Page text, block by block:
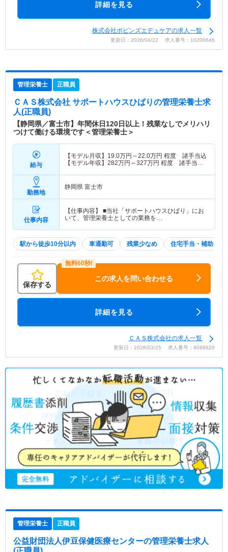
詳細を見る
株式会社ポピンズエデュケアの求人一覧
更新日：2026/04/22 求人番号：10200646
管理栄養士 正職員
ＣＡＳ株式会社 サポートハウスひばりの管理栄養士求
人(正職員)
【静岡県／富士市】年間休日120日以上！残業なしでメリハリ
つけて働ける環境です＜管理栄養士＞
給与
【モデル月収】 19.0万円～22.0万円 程度 諸手当込
【モデル年収】 282万円～327万円 程度 諸手当・
勤務地
静岡県 富士市
仕事内容
【仕事内容】 ■当社「サポートハウスひばり」にお
いて、管理栄養士としての業務を…
駅から徒歩10分以内 車通勤可 残業少なめ 住宅手当・補助
保存する
この求人を問い合わせる
詳細を見る
ＣＡＳ株式会社の求人一覧
更新日：2026/03/25 求人番号：9068829
管理栄養士 正職員
公益財団法人伊豆保健医療センターの管理栄養士求人